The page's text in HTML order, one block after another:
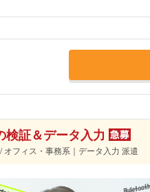
検証＆データ入力
オフィス・事務系｜データ入力 派遣